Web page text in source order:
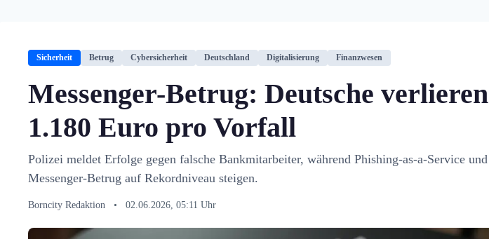
Sicherheit Betrug Cybersicherheit Deutschland Digitalisierung Finanzwesen
Messenger-Betrug: Deutsche verlieren
1.180 Euro pro Vorfall
Polizei meldet Erfolge gegen falsche Bankmitarbeiter, während Phishing-as-a-Service und
Messenger-Betrug auf Rekordniveau steigen.
Borncity Redaktion • 02.06.2026, 05:11 Uhr